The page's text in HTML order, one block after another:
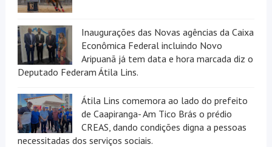
Inaugurações das Novas agências da Caixa
Econômica Federal incluindo Novo
Aripuanã já tem data e hora marcada diz o
Deputado Federam Átila Lins.
Átila Lins comemora ao lado do prefeito
de Caapiranga- Am Tico Brás o prédio
CREAS, dando condições digna a pessoas
necessitadas dos serviços sociais.